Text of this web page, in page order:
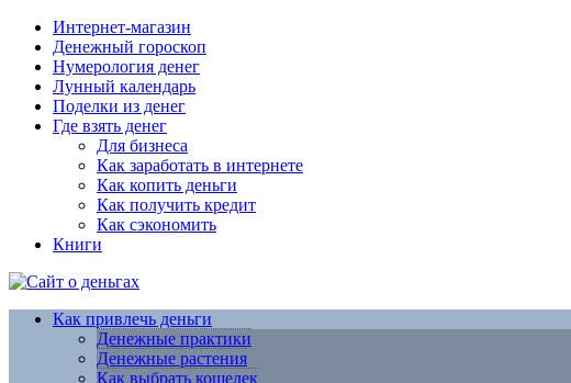
Интернет-магазин
Денежный гороскоп
Нумерология денег
Лунный календарь
Поделки из денег
Где взять денег
Для бизнеса
Как заработать в интернете
Как копить деньги
Как получить кредит
Как сэкономить
Книги
Как привлечь деньги
Денежные практики
Денежные растения
Как выбрать кошелек